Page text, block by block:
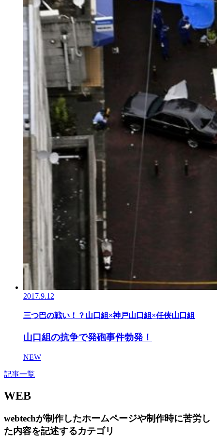
2017.9.12
三つ巴の戦い！？山口組×神戸山口組×任侠山口組
山口組の抗争で発砲事件勃発！
NEW
記事一覧
WEB
webtechが制作したホームページや制作時に苦労し
た内容を記述するカテゴリ